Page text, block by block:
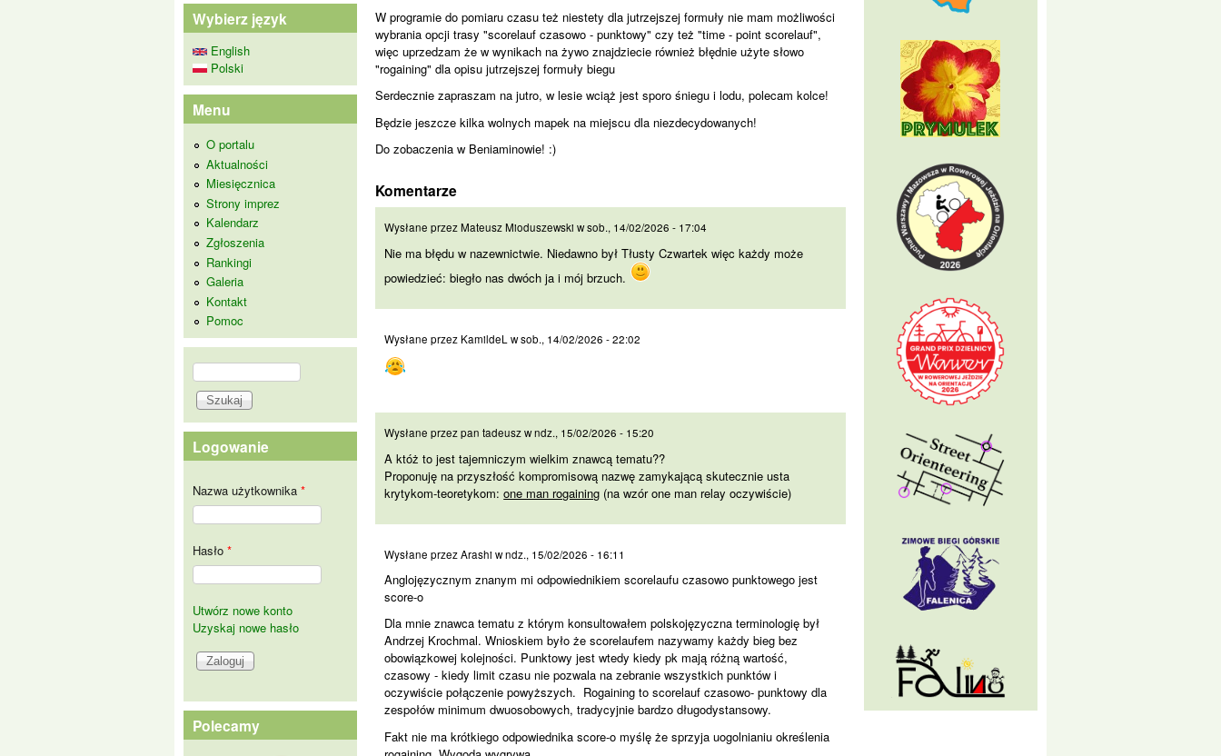
W programie do pomiaru czasu też niestety dla jutrzejszej formuły nie mam możliwości
wybrania opcji trasy "scorelauf czasowo - punktowy" czy też "time - point scorelauf",
więc uprzedzam że w wynikach na żywo znajdziecie również błędnie użyte słowo
"rogaining" dla opisu jutrzejszej formuły biegu
Serdecznie zapraszam na jutro, w lesie wciąż jest sporo śniegu i lodu, polecam kolce!
Będzie jeszcze kilka wolnych mapek na miejscu dla niezdecydowanych!
Do zobaczenia w Beniaminowie! :)
Komentarze
Nie ma błędu w nazewnictwie.
Wysłane przezMateusz Mioduszewski wsob., 14/02/2026 - 17:04
Nie ma błędu w nazewnictwie. Niedawno był Tłusty Czwartek więc każdy może
powiedzieć: biegło nas dwóch ja i mój brzuch.
(Brak tytułu)
Wysłane przez KamildeL wsob., 14/02/2026 - 22:02
A któż to jest tajemniczym
Wysłane przezpan tadeuszwndz., 15/02/2026 - 15:20
A któż to jest tajemniczym wielkim znawcą tematu??
Proponuję na przyszłość kompromisową nazwę zamykającą skutecznie usta
krytykom-teoretykom:one man rogaining (na wzór one man relay oczywiście)
Anglojęzycznym znanym mi
Wysłane przezArashi wndz., 15/02/2026 - 16:11
Anglojęzycznym znanym mi odpowiednikiem scorelaufu czasowo punktowego jest
score-o
Dla mnie znawca tematu z którym konsultowałem polskojęzyczna terminologię był
Andrzej Krochmal. Wnioskiem było że scorelaufem nazywamy każdy bieg bez
obowiązkowej kolejności. Punktowy jest wtedy kiedy pk mają różną wartość,
czasowy - kiedy limit czasu nie pozwala na zebranie wszystkich punktów i
oczywiście połączenie powyższych. Rogaining to scorelauf czasowo- punktowy dla
zespołów minimum dwuosobowych, tradycyjnie bardzo długodystansowy.
Fakt nie ma krótkiego odpowiednika score-o myślę że sprzyja uogolnianiu określenia
Wybierz język
English
Polski
Menu
O portalu
Aktualności
Miesięcznica
Strony imprez
Kalendarz
Zgłoszenia
Rankingi
Galeria
Kontakt
Pomoc
Formularz wyszukiwania
Szukaj
Logowanie
Nazwa użytkownika *
Hasło *
Utwórz nowe konto
Uzyskaj nowe hasło
Polecamy